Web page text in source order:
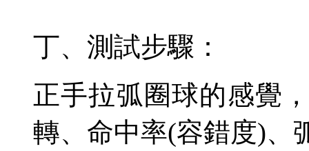
丁、測試步驟：
正手拉弧圈球的感覺
轉、命中率(容錯度)、